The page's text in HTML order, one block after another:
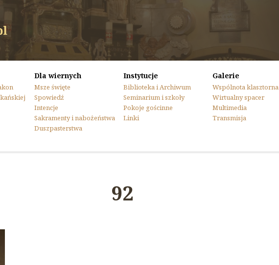
Dla wiernych
Msze święte
Spowiedź
Intencje
Sakramenty i nabożeństwa
Duszpasterstwa
Instytucje
Biblioteka i Archiwum
Seminarium i szkoły
Pokoje gościnne
Linki
Galerie
Wspólnota klasztorna
Wirtualny spacer
Multimedia
Transmisja
92